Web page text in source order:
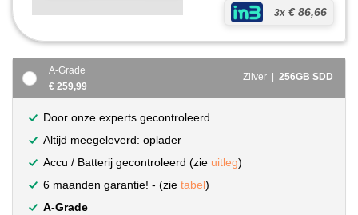
3x € 86,66
A-Grade
€ 259,99
Zilver | 256GB SDD
Door onze experts gecontroleerd
Altijd meegeleverd: oplader
Accu / Batterij gecontroleerd (zie uitleg)
6 maanden garantie! - (zie tabel)
A-Grade